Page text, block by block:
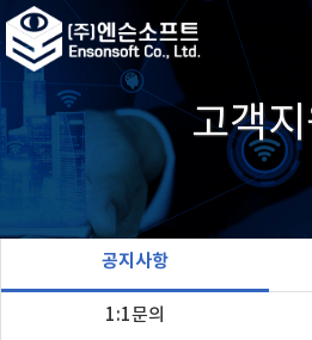
고객
공지사항
1:1문의